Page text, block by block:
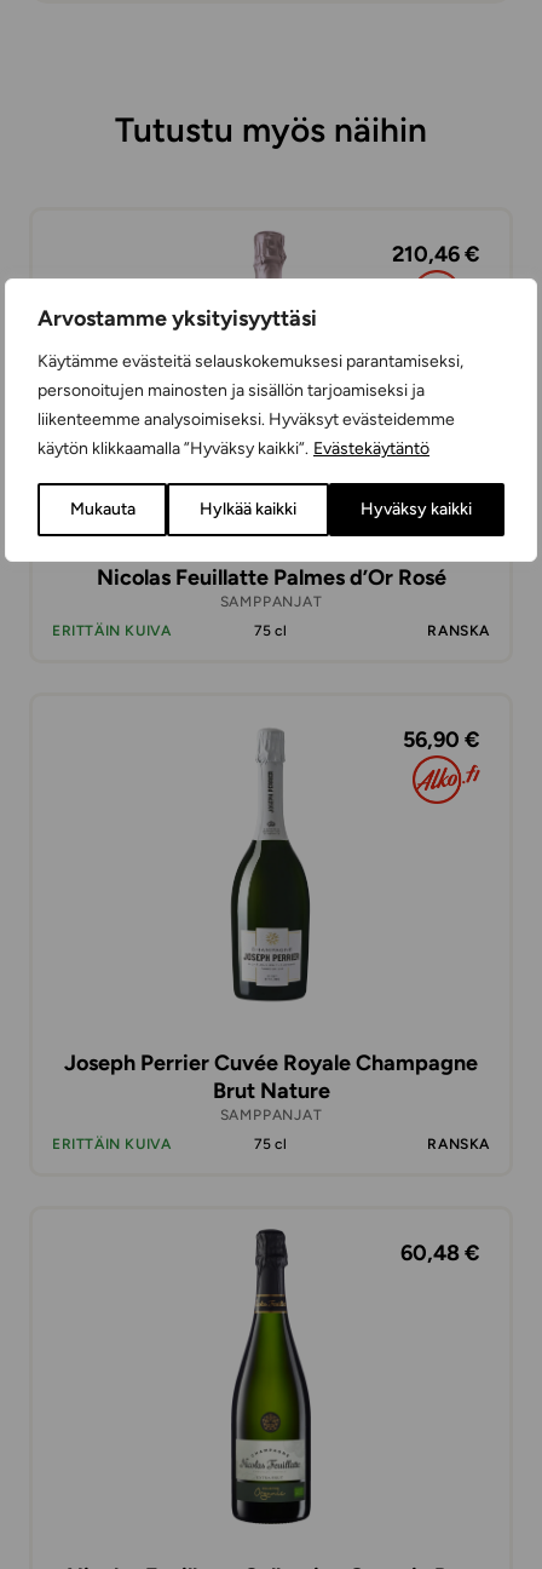
Arvostamme yksityisyyttäsi
Käytämme evästeitä selauskokemuksesi parantamiseksi,
personoitujen mainosten ja sisällön tarjoamiseksi ja
liikenteemme analysoimiseksi. Hyväksyt evästeidemme
käytön klikkaamalla ”Hyväksy kaikki”. Evästekäytäntö
Mukauta Hylkää kaikki Hyväksy kaikki
Tutustu myös näihin
210,46 €
Nicolas Feuillatte Palmes d’Or Rosé
SAMPPANJAT
ERITTÄIN KUIVA
75 cl RANSKA
56,90 €
Joseph Perrier Cuvée Royale Champagne
Brut Nature
SAMPPANJAT
ERITTÄIN KUIVA
75 cl RANSKA
60,48 €